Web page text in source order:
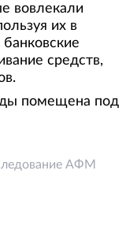
вовлекали
их в
средств,
помещена под
АФМ